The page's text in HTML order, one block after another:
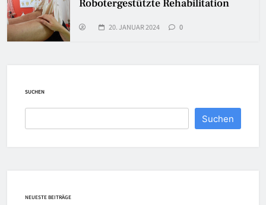
Robotergestützte Rehabilitation
20. JANUAR 2024 0
SUCHEN
Suchen
NEUESTE BEITRÄGE